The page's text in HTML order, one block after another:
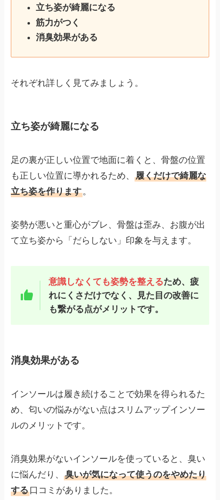
立ち姿が綺麗になる
筋力がつく
消臭効果がある
それぞれ詳しく見てみましょう。
立ち姿が綺麗になる
足の裏が正しい位置で地面に着くと、骨盤の位置
も正しい位置に導かれるため、履くだけで綺麗な
立ち姿を作ります。
姿勢が悪いと重心がブレ、骨盤は歪み、お腹が出
て立ち姿から「だらしない」印象を与えます。
意識しなくても姿勢を整えるため、疲
れにくさだけでなく、見た目の改善に
も繋がる点がメリットです。
消臭効果がある
インソールは履き続けることで効果を得られるた
め、匂いの悩みがない点はスリムアップインソー
ルのメリットです。
消臭効果がないインソールを使っていると、臭い
に悩んだり、臭いが気になって使うのをやめたり
する口コミがありました。